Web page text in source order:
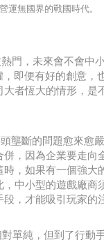
運無國界的戰國時代。
門，未來會不會中
即便有好的創意，
者恆大的情形，是
壟斷的問題愈來愈
，因為企業要走向
，如果有一個強大
中小型的遊戲廠商
，才能吸引玩家的
單純，但到了行動